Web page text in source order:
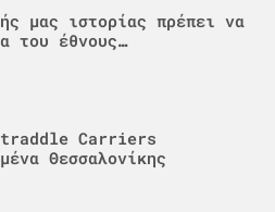
μας ιστορίας πρέπει να
του έθνους…
Carriers
Θεσσαλονίκης